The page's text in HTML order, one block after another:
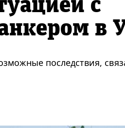
с
в
последствия,